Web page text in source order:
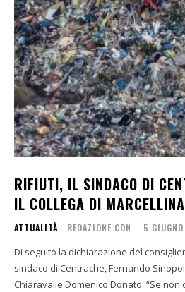
RIFIUTI, IL SINDACO DI
IL COLLEGA DI
ATTUALITÀ REDAZIONE CDN - 5
Di seguito la dichiarazione del
sindaco di Centrache, Fernando
Chiaravalle Domenico Donato: “Se non ci fosse da piangere